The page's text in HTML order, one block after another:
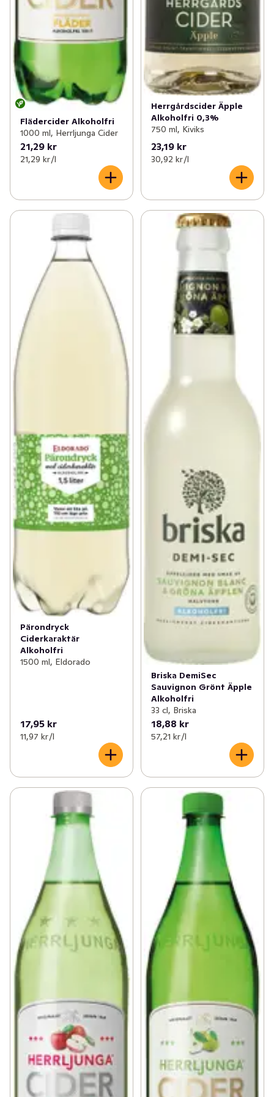
Flädercider Alkoholfri
1000 ml, Herrljunga Cider
21,29 kr
21,29 kr /l
Herrgårdscider Äpple
Alkoholfri 0,3%
750 ml, Kiviks
23,19 kr
30,92 kr /l
Pärondryck
Ciderkaraktär
Alkoholfri
1500 ml, Eldorado
17,95 kr
11,97 kr /l
Briska DemiSec
Sauvignon Grönt Äpple
Alkoholfri
33 cl, Briska
18,88 kr
57,21 kr /l